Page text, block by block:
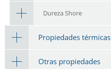
Dureza Shore
Propiedades térmicas
Otras propiedades